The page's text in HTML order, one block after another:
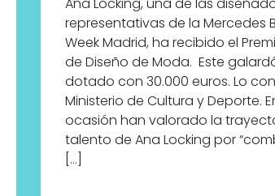
representativas de la Mercedes
Week Madrid, ha recibido el
de Diseño de Moda. Este
dotado con 30.000 euros. Lo
Ministerio de Cultura y Deporte.
ocasión han valorado la
talento de Ana Locking por
[…]
del bienestar